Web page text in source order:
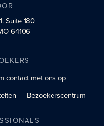
Suite 180
64106
contact met ons op
Bezoekerscentrum